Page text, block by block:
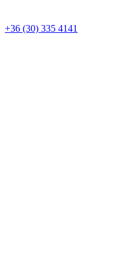
+36 (30) 335 4141